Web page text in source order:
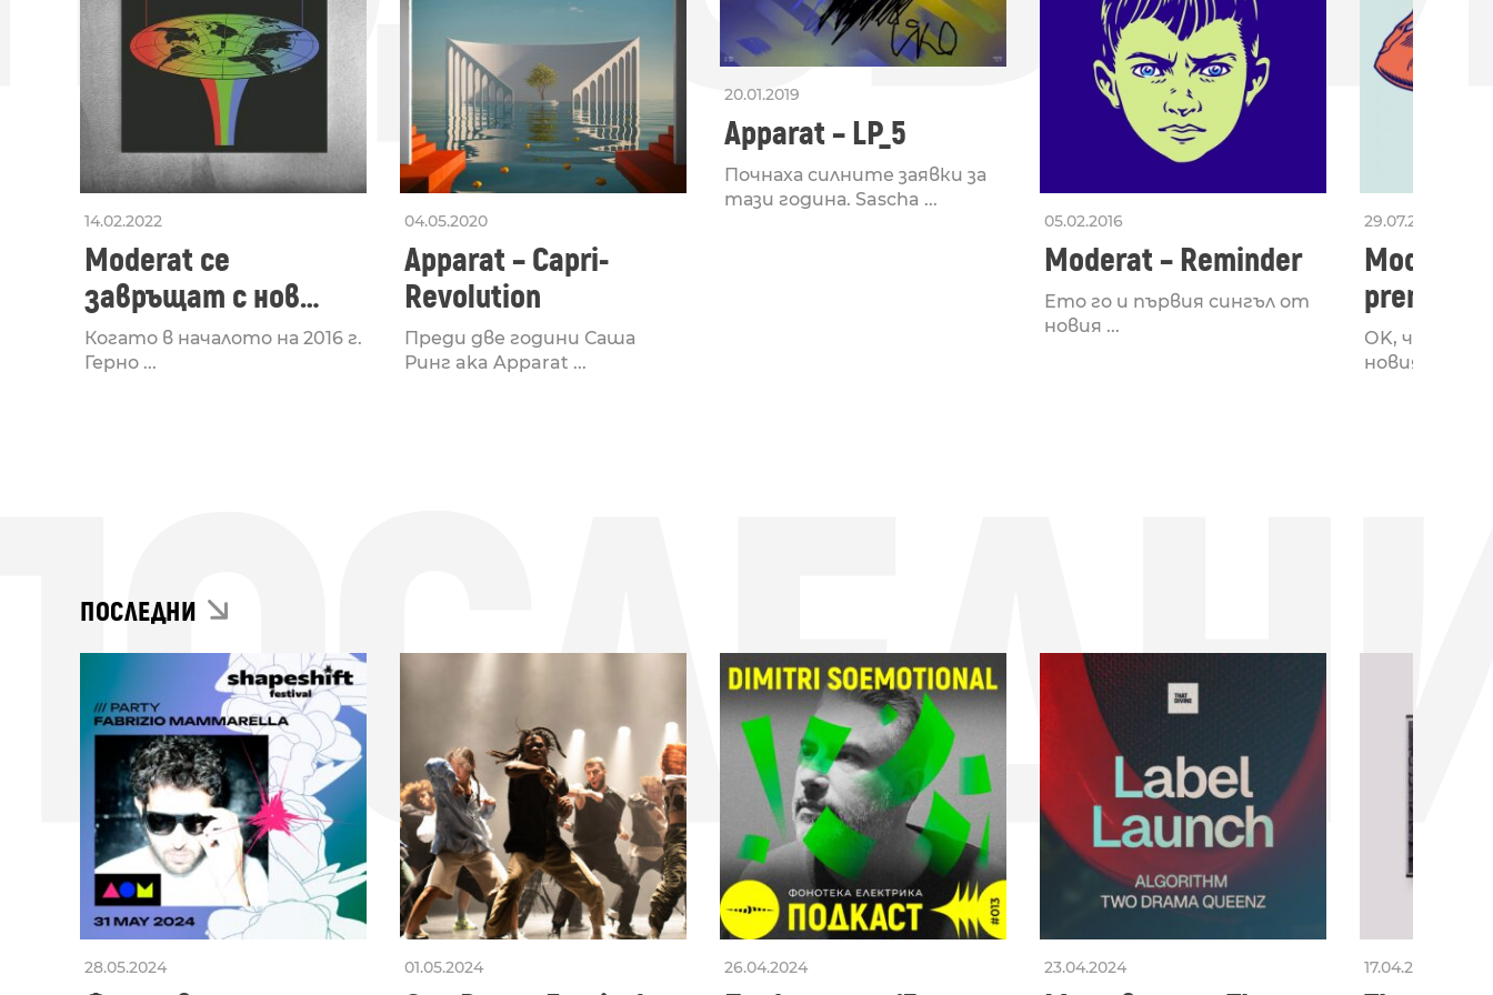
14.02.2022
Moderat се
завръщат с нов
албум MORE D4TA
Когато в началото на 2016 г.
Герно ...
04.05.2020
Apparat – Capri-
Revolution
Преди две години Саша
Ринг aka Apparat ...
20.01.2019
Apparat – LP_5
Почнаха силните заявки за
тази година. Sascha ...
05.02.2016
Moderat – Reminder
Ето го и първия сингъл от
новия ...
29.07.2013
Moderat
premiere
ОK,
новият
ПОСЛЕДНИ
28.05.2024 01.05.2024 26.04.2024 23.04.2024 17.04.2024